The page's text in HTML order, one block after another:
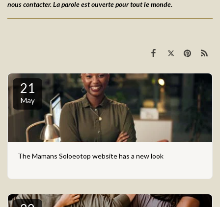
nous contacter.La parole est ouverte pour tout le monde.
21
May
The Mamans Soloeotop website has a new look